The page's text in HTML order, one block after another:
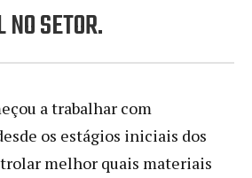
SETOR.
a trabalhar com
os estágios iniciais dos
melhor quais materiais